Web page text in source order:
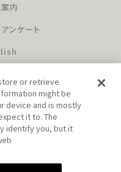
内
ンケート
の無断利用を禁じます。
or retrieve
might be
device and is mostly
it to. The
identify you, but it